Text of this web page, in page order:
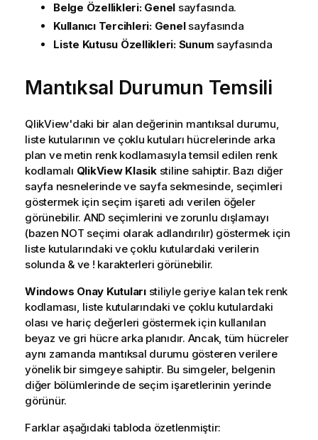
Belge Özellikleri: Genel sayfasında.
Kullanıcı Tercihleri: Genelsayfasında
Liste Kutusu Özellikleri: Sunum sayfasında
Mantıksal Durumun Temsili
QlikView'daki bir alan değerinin mantıksal durumu,
liste kutularının ve çoklu kutuları hücrelerinde arka
plan ve metin renk kodlamasıyla temsil edilen renk
kodlamalı QlikView Klasikstiline sahiptir. Bazı diğer
sayfa nesnelerinde ve sayfa sekmesinde, seçimleri
göstermek için seçim işareti adı verilen öğeler
görünebilir. AND seçimlerini ve zorunlu dışlamayı
(bazen NOT seçimi olarak adlandırılır) göstermek için
liste kutularındaki ve çoklu kutulardaki verilerin
solunda & ve ! karakterleri görünebilir.
Windows Onay Kutularıstiliyle geriye kalan tek renk
kodlaması, liste kutularındaki ve çoklu kutulardaki
olası ve hariç değerleri göstermek için kullanılan
beyaz ve gri hücre arka planıdır. Ancak, tüm hücreler
aynı zamanda mantıksal durumu gösteren verilere
yönelik bir simgeye sahiptir. Bu simgeler, belgenin
diğer bölümlerinde de seçim işaretlerinin yerinde
görünür.
Farklar aşağıdaki tabloda özetlenmiştir: